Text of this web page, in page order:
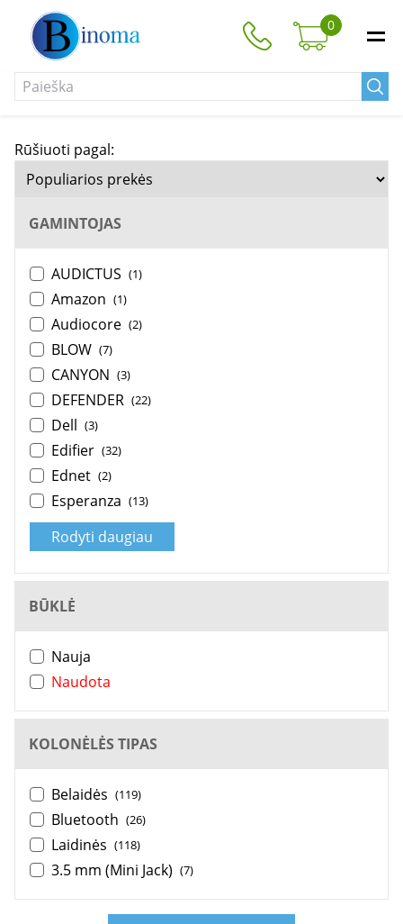
0
Rūšiuoti pagal:
GAMINTOJAS
AUDICTUS (1)
Amazon (1)
Audiocore (2)
BLOW (7)
CANYON (3)
DEFENDER (22)
Dell (3)
Edifier (32)
Ednet (2)
Esperanza (13)
Rodyti daugiau
BŪKLĖ
Nauja
Naudota
KOLONĖLĖS TIPAS
Belaidės (119)
Bluetooth (26)
Laidinės (118)
3.5 mm (Mini Jack) (7)